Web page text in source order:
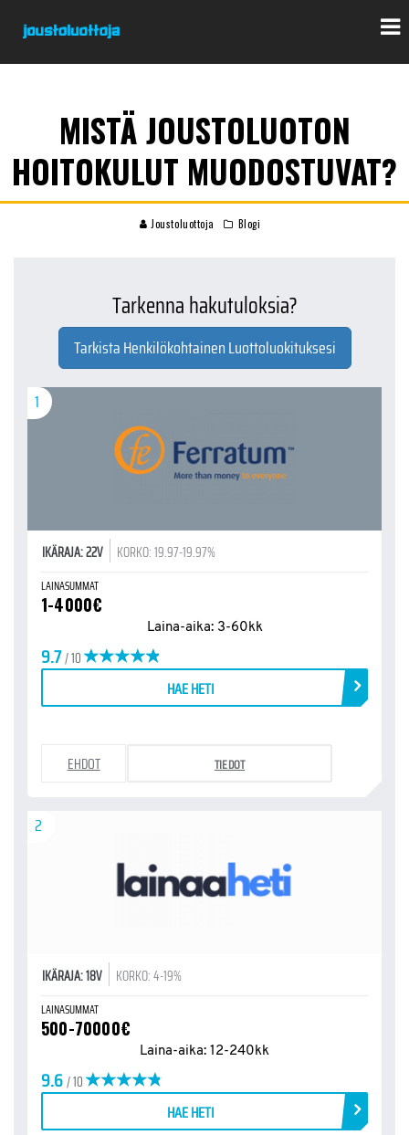
MISTÄ JOUSTOLUOTON
HOITOKULUT MUODOSTUVAT?
Joustoluottoja Blogi
Tarkenna hakutuloksia?
Tarkista Henkilökohtainen Luottoluokituksesi
1
IKÄRAJA: 22V KORKO: 19.97-19.97%
LAINASUMMAT
1-4000€
Laina-aika: 3-60kk
9.7/ 10
EHDOT TIEDOT
HAE HETI
2
IKÄRAJA: 18V KORKO: 4-19%
LAINASUMMAT
500-70000€
Laina-aika: 12-240kk
9.6/ 10
HAE HETI